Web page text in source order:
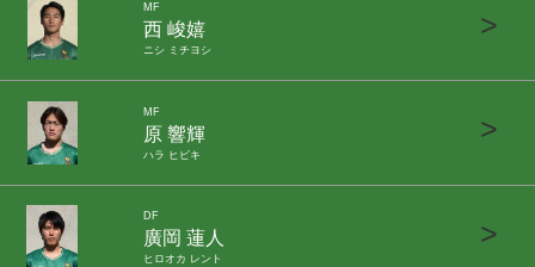
MF
西 峻嬉
ニシ ミチヨシ
>
MF
原 響輝
ハラ ヒビキ
>
DF
廣岡 蓮人
ヒロオカ レント
>